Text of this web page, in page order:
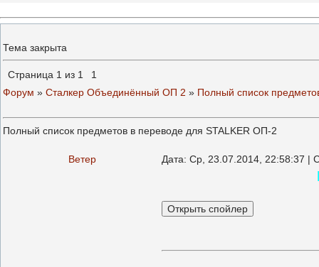
Тема закрыта
Страница 1 из 1
1
Форум » Сталкер Объединённый ОП 2 » Полный список
Полный список предметов в переводе для STALKER ОП-2
Ветер Дата: Ср, 23.07.2014, 22:58:37 |